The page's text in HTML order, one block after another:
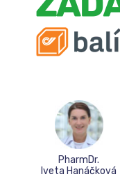
PharmDr.
Iveta Hanáčková